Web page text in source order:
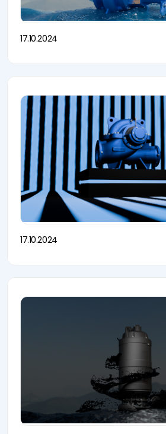
17.10.2024
17.10.2024